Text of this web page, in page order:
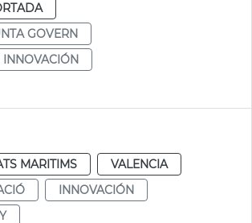
GOVERN
MARITIMS
VALENCIA
INNOVACIÓN